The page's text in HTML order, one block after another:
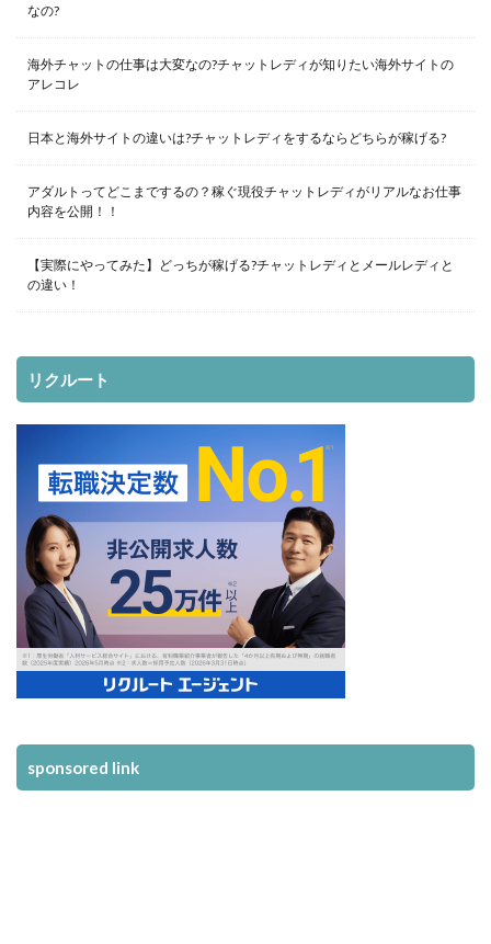
なの?
海外チャットの仕事は大変なの?チャットレディが知りたい海外サイトの
アレコレ
日本と海外サイトの違いは?チャットレディをするならどちらが稼げる?
アダルトってどこまでするの？稼ぐ現役チャットレディがリアルなお仕事
内容を公開！！
【実際にやってみた】どっちが稼げる?チャットレディとメールレディと
の違い！
リクルート
sponsored link